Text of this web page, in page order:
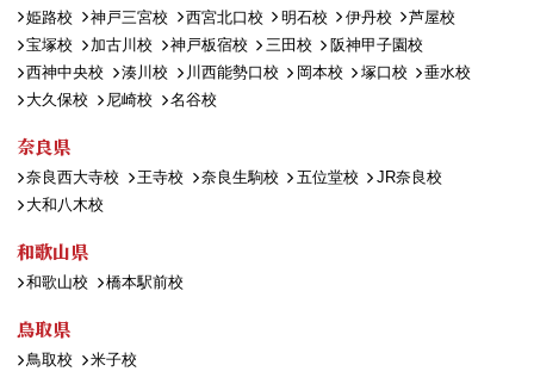
姫路校 神戸三宮校 西宮北口校 明石校 伊丹校
芦屋校
宝塚校
加古川校 神戸板宿校 三田校
阪神甲子園校
西神中央校
湊川校 川西能勢口校 岡本校 塚口校
垂水校
大久保校
尼崎校 名谷校
奈良県
奈良西大寺校 王寺校 奈良生駒校 五位堂校
JR奈良校
大和八木校
和歌山県
和歌山校 橋本駅前校
鳥取県
鳥取校 米子校